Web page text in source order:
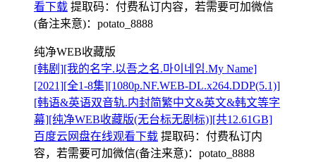
看下载 提取码： 付费私订内容，若需要可加微信
(备注来意)：potato_8888
纯净WEB收藏版
[韩剧][我的名字.以吾之名.마이네임.My Name]
[2021][全1-8集][1080p.NF.WEB-DL.x264.DDP(5.1)]
[韩语&英语双音轨.内封简繁中文&英文&韩文等字
幕][纯净WEB收藏版(无台标无剧标)][共12.61GB]
百度云网盘在线观看下载 提取码： 付费私订内
容，若需要可加微信(备注来意)：potato_8888